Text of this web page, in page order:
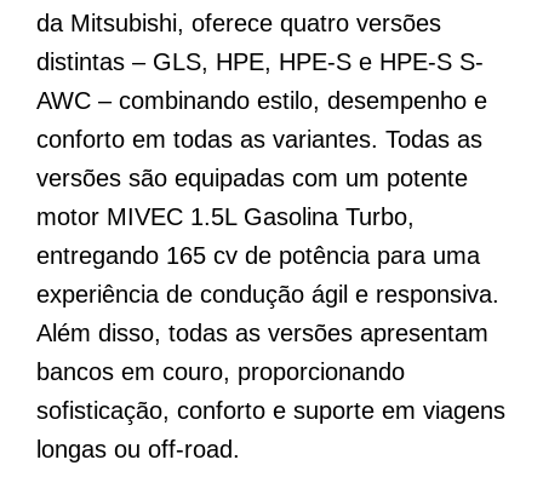
da Mitsubishi, oferece quatro versões
distintas – GLS, HPE, HPE-S e HPE-S S-
AWC – combinando estilo, desempenho e
conforto em todas as variantes. Todas as
versões são equipadas com um potente
motor MIVEC 1.5L Gasolina Turbo,
entregando 165 cv de potência para uma
experiência de condução ágil e responsiva.
Além disso, todas as versões apresentam
bancos em couro, proporcionando
sofisticação, conforto e suporte em viagens
longas ou off-road.